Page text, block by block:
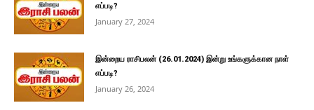
எப்படி?
January 27, 2024
இன்றைய ராசிபலன் (26.01.2024) இன்று உங்களுக்கான நாள்
எப்படி?
January 26, 2024